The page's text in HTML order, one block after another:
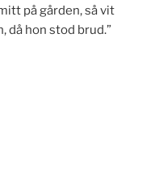
på gården, så vit
då hon stod brud.”